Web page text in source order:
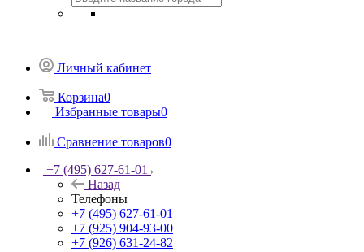
Личный кабинет
Корзина0
Избранные товары0
Сравнение товаров0
+7 (495) 627-61-01
Назад
Телефоны
+7 (495) 627-61-01
+7 (925) 904-93-00
+7 (926) 631-24-82